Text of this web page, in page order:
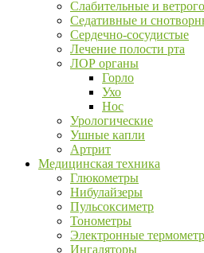
Слабительные и
Седативные и
Сердечно-сосудистые
Лечение полости рта
ЛОР органы
Горло
Ухо
Нос
Урологические
Ушные капли
Артрит
Медицинская техника
Глюкометры
Нибулайзеры
Пульсоксиметр
Тонометры
Электронные
Ингаляторы